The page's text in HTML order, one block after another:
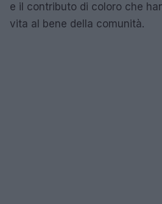
e il contributo di coloro che
vita al bene della comunità.